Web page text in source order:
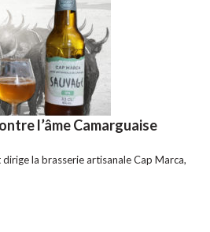
l’âme Camarguaise
la brasserie artisanale Cap Marca,